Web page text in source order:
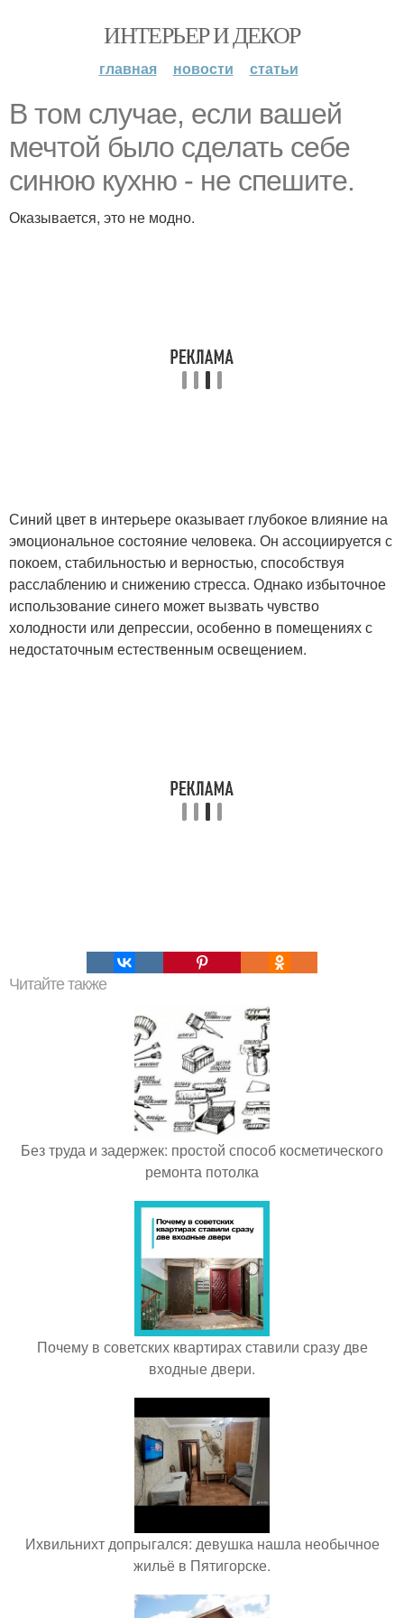
ИНТЕРЬЕР И ДЕКОР
главная новости статьи
В том случае, если вашей
мечтой было сделать себе
синюю кухню - не спешите.
Оказывается, это не модно.
Синий цвет в интерьере оказывает глубокое влияние на
эмоциональное состояние человека. Он ассоциируется с
покоем, стабильностью и верностью, способствуя
расслаблению и снижению стресса. Однако избыточное
использование синего может вызвать чувство
холодности или депрессии, особенно в помещениях с
недостаточным естественным освещением.
Читайте также
Без труда и задержек: простой способ косметического
ремонта потолка
Почему в советских квартирах ставили сразу две
входные двери.
Ихвильнихт допрыгался: девушка нашла необычное
жильё в Пятигорске.